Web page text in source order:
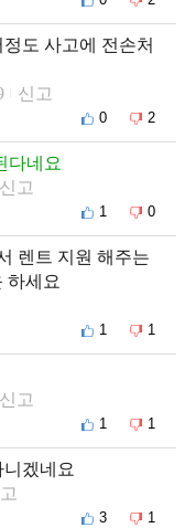
도 사고에 전손처
신고
0 2
다네요
신고
1 0
렌트 지원 해주는
하세요
1 1
신고
1 1
겠네요
3 1